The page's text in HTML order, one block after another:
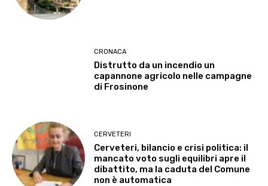
CRONACA
Distrutto da un incendio un
capannone agricolo nelle campagne
di Frosinone
CERVETERI
Cerveteri, bilancio e crisi politica: il
mancato voto sugli equilibri apre il
dibattito, ma la caduta del Comune
non è automatica